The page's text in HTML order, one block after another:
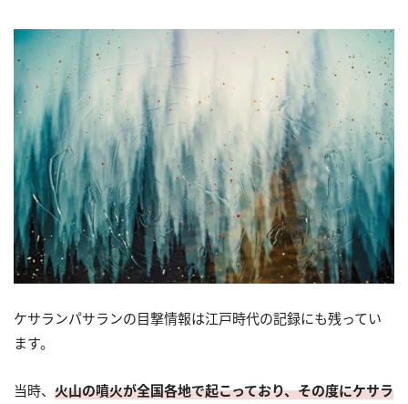
ケサランパサランの目撃情報は江戸時代の記録にも残ってい
ます。
当時、 火山の噴火が全国各地で起こっており、その度にケサラ